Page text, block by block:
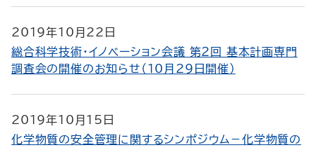
2019年10月22日
総合科学技術・イノベーション会議 第２回 基本計画専門
調査会の開催のお知らせ（10月29日開催）
2019年10月15日
化学物質の安全管理に関するシンポジウム－化学物質の